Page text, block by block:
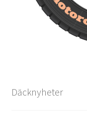
Däcknyheter